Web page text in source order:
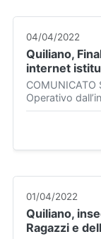
04/04/2022
Quiliano,
internet
COMUNICATO
Operativo
01/04/2022
Quiliano,
Ragazzi e